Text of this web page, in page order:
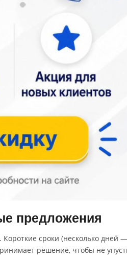
предложения
сроки (несколько дней
решение, чтобы не